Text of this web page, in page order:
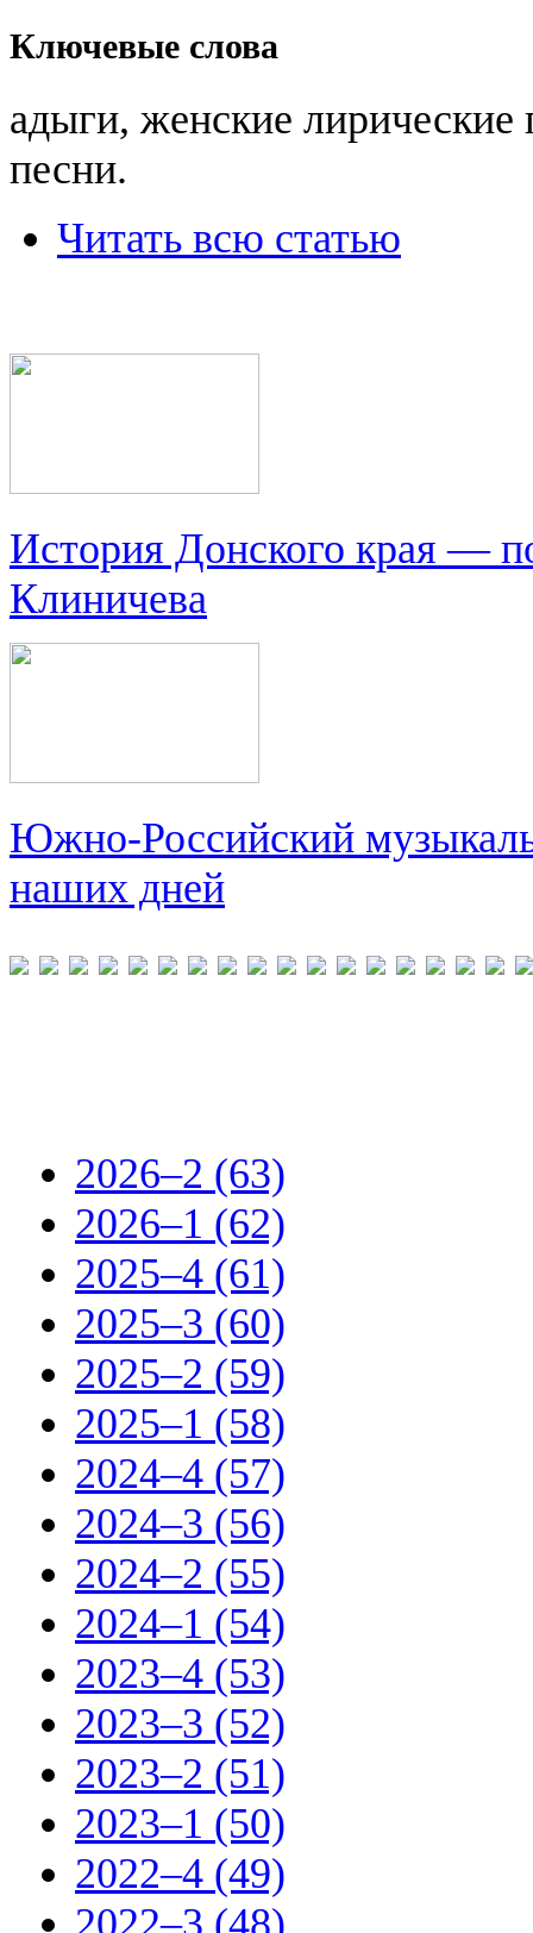
Ключевые слова
адыги, женские лирические
песни.
Читать всю статью
История Донского края —
Клиничева
Южно-Российский
наших дней
2026–2 (63)
2026–1 (62)
2025–4 (61)
2025–3 (60)
2025–2 (59)
2025–1 (58)
2024–4 (57)
2024–3 (56)
2024–2 (55)
2024–1 (54)
2023–4 (53)
2023–3 (52)
2023–2 (51)
2023–1 (50)
2022–4 (49)
2022–3 (48)